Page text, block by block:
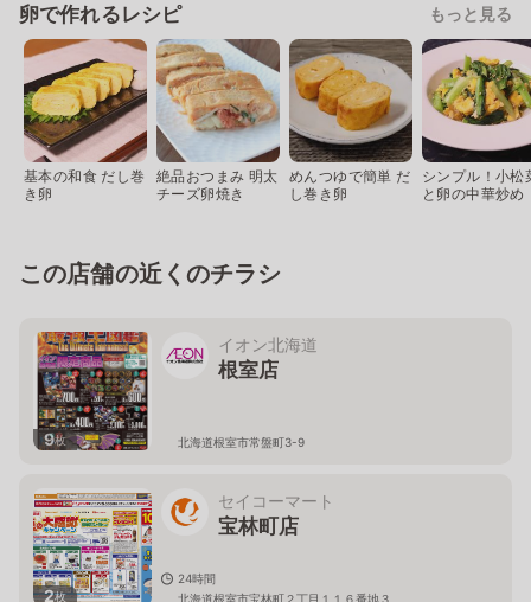
卵で作れるレシピ もっと見る
基本の和食 だし巻
き卵
絶品おつまみ 明太
チーズ卵焼き
めんつゆで簡単 だ
し巻き卵
シンプル！小松
と卵の中華炒め
この店舗の近くのチラシ
9枚
イオン北海道
根室店
北海道根室市常盤町3-9
2枚
セイコーマート
宝林町店
24時間
北海道根室市宝林町２丁目１１６番地３